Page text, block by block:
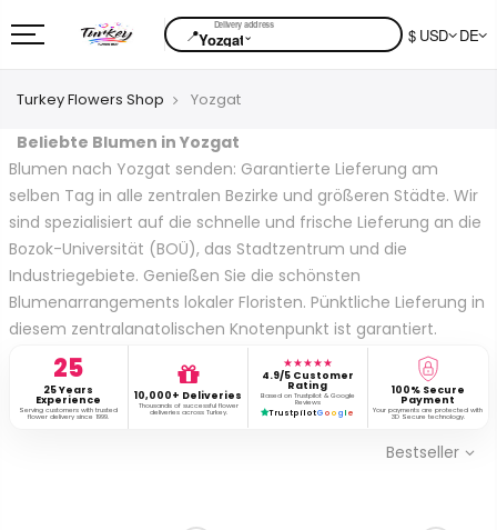
📍Yozgat⌄ $ USD DE
Turkey Flowers Shop Yozgat
Beliebte Blumen in Yozgat
Blumen nach Yozgat senden: Garantierte Lieferung am
selben Tag in alle zentralen Bezirke und größeren Städte. Wir
sind spezialisiert auf die schnelle und frische Lieferung an die
Bozok-Universität (BOÜ), das Stadtzentrum und die
Industriegebiete. Genießen Sie die schönsten
Blumenarrangements lokaler Floristen. Pünktliche Lieferung in
diesem zentralanatolischen Knotenpunkt ist garantiert.
25
25 Years
Experience
Serving customers with trusted
flower delivery since 1999.
10,000+ Deliveries
Thousands of successful flower
deliveries across Turkey.
★★★★★
4.9/5 Customer
Rating
Based on Trustpilot & Google
Reviews
TrustpilotG o o g l e
100% Secure
Payment
Your payments are protected with
3D Secure technology.
Bestseller